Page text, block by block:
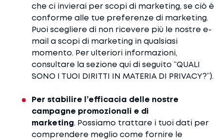
che ci invierai per scopi di marketing, se ciò è
conforme alle tue preferenze di marketing.
Puoi scegliere di non ricevere più le nostre e-
mail a scopi di marketing in qualsiasi
momento. Per ulteriori informazioni,
consultare la sezione qui di seguito “QUALI
SONO I TUOI DIRITTI IN MATERIA DI PRIVACY?”).
Per stabilire l’efficacia delle nostre
campagne promozionali e di
marketing. Possiamo trattare i tuoi dati per
comprendere meglio come fornire le